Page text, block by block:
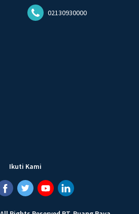
02130930000
Ikuti Kami